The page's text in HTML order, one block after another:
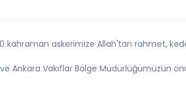
askerimize Allah'tan rahmet,
Ankara Vakıflar Bölge Müdürlüğümüzün